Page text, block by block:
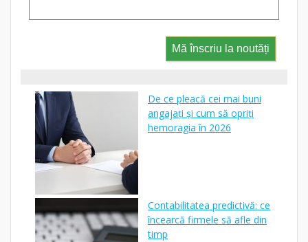
Mă înscriu la noutăți
De ce pleacă cei mai buni
angajați și cum să opriți
hemoragia în 2026
Contabilitatea predictivă: ce
încearcă firmele să afle din
timp